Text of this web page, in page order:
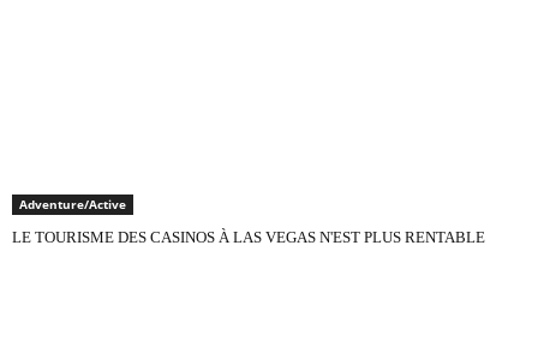
Adventure/Active
LE TOURISME DES CASINOS À LAS VEGAS N'EST PLUS RENTABLE